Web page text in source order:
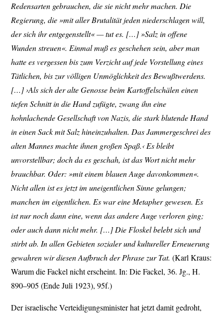
Redensarten gebrauchen, die sie nicht mehr machen. Die
Regierung, die »mit aller Brutalität jeden niederschlagen will,
der sich ihr entgegenstellt« — tut es. […] »Salz in offene
Wunden streuen«. Einmal muß es geschehen sein, aber man
hatte es vergessen bis zum Verzicht auf jede Vorstellung eines
Tätlichen, bis zur völligen Unmöglichkeit des Bewußtwerdens.
[…] ›Als sich der alte Genosse beim Kartoffelschälen einen
tiefen Schnitt in die Hand zufügte, zwang ihn eine
hohnlachende Gesellschaft von Nazis, die stark blutende Hand
in einen Sack mit Salz hineinzuhalten. Das Jammergeschrei des
alten Mannes machte ihnen großen Spaß.‹ Es bleibt
unvorstellbar; doch da es geschah, ist das Wort nicht mehr
brauchbar. Oder: »mit einem blauen Auge davonkommen«.
Nicht allen ist es jetzt im uneigentlichen Sinne gelungen;
manchen im eigentlichen. Es war eine Metapher gewesen. Es
ist nur noch dann eine, wenn das andere Auge verloren ging;
oder auch dann nicht mehr. […] Die Floskel belebt sich und
stirbt ab. In allen Gebieten sozialer und kultureller Erneuerung
gewahren wir diesen Aufbruch der Phrase zur Tat.(Karl Kraus:
Warum die Fackel nicht erscheint. In: Die Fackel, 36. Jg., H.
890–905 (Ende Juli 1923), 95f.)
Der israelische Verteidigungsminister hat jetzt damit gedroht,